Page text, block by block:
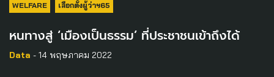
WELFARE เลือกตั้งผู้ว่าฯ65
หนทางสู่ ‘เมืองเป็นธรรม’ ที่ประชาชนเข้าถึงได้
Data - 14 พฤษภาคม 2022